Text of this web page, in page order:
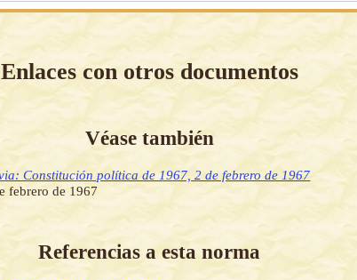
Enlaces con otros documentos
Véase también
Constitución política de 1967, 2 de febrero de 1967
febrero de 1967
Referencias a esta norma